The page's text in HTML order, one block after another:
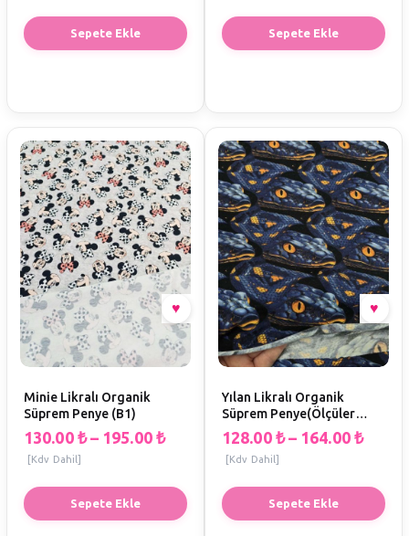
Sepete Ekle Sepete Ekle
Sepete Ekle
Minie Likralı Organik
Süprem Penye (B1)
130.00 ₺ – 195.00 ₺
[Kdv Dahil]
Sepete Ekle
Yılan Likralı Organik
Süprem Penye(Ölçüler
EnxBoy) (H1)
128.00 ₺ – 164.00 ₺
[Kdv Dahil]